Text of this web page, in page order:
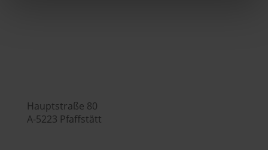
Hauptstraße 80
A-5223 Pfaffstätt